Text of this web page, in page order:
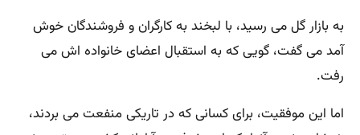
به بازار گل می رسید، با لبخند به کارگران و فروشندگان خوش
آمد می گفت، گویی که به استقبال اعضای خانواده اش می
رفت.
اما این موفقیت، برای کسانی که در تاریکی منفعت می بردند،